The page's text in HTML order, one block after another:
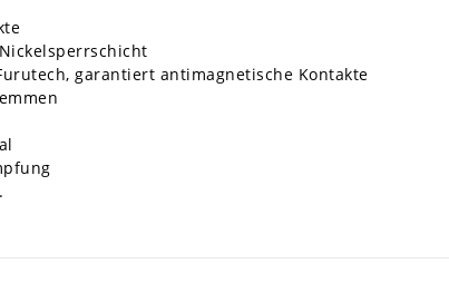
garantiert antimagnetische Kontakte